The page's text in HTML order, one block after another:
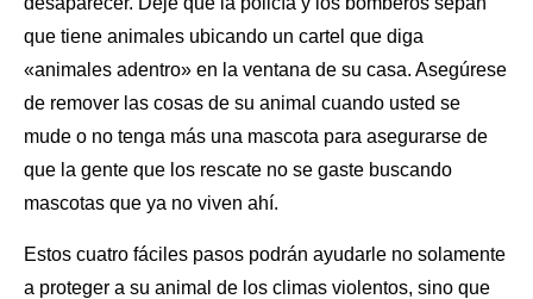
que tiene animales ubicando un cartel que diga
«animales adentro» en la ventana de su casa. Asegúrese
de remover las cosas de su animal cuando usted se
mude o no tenga más una mascota para asegurarse de
que la gente que los rescate no se gaste buscando
mascotas que ya no viven ahí.
Estos cuatro fáciles pasos podrán ayudarle no solamente
a proteger a su animal de los climas violentos, sino que